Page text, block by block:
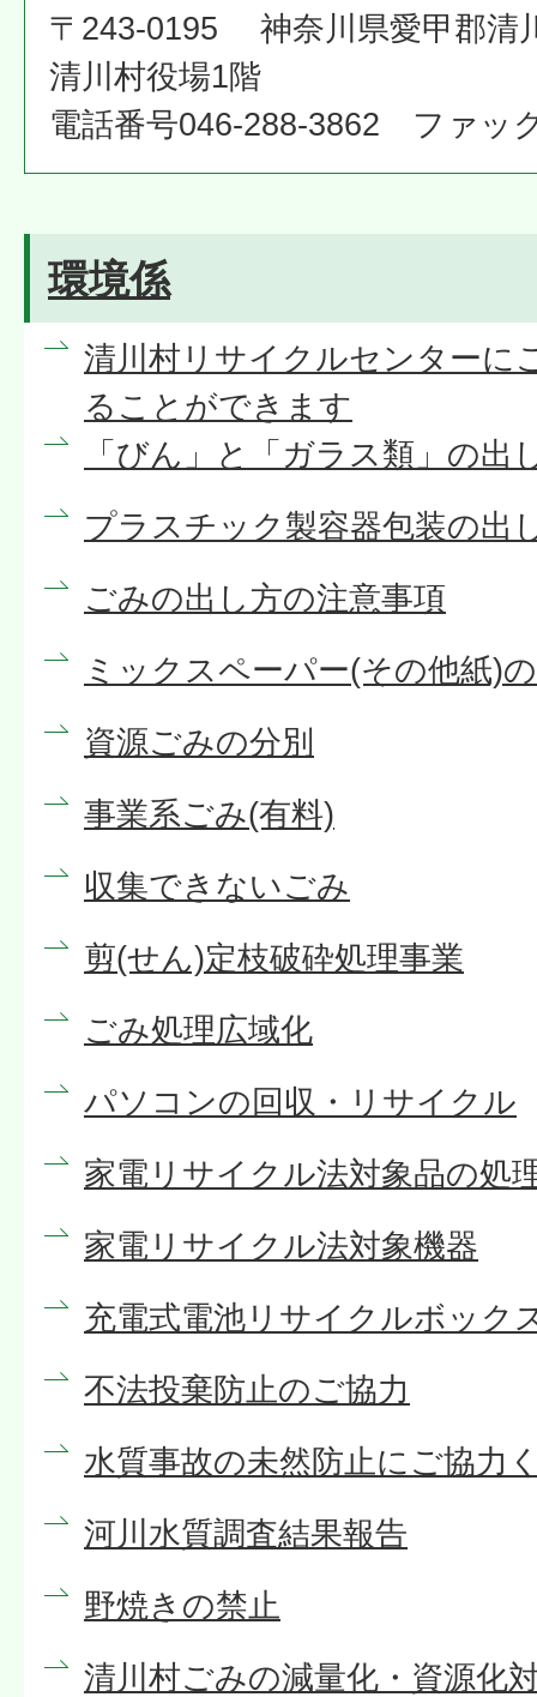
〒243-0195 神奈川県愛甲郡清
清川村役場1階
電話番号046-288-3862 ファッ
環境係
清川村リサイクルセンターに
ることができます
「びん」と「ガラス類」の出
プラスチック製容器包装の出
ごみの出し方の注意事項
ミックスペーパー(その他紙)
資源ごみの分別
事業系ごみ(有料)
収集できないごみ
剪(せん)定枝破砕処理事業
ごみ処理広域化
パソコンの回収・リサイクル
家電リサイクル法対象品の処
家電リサイクル法対象機器
充電式電池リサイクルボック
不法投棄防止のご協力
水質事故の未然防止にご協力
河川水質調査結果報告
野焼きの禁止
清川村ごみの減量化・資源化